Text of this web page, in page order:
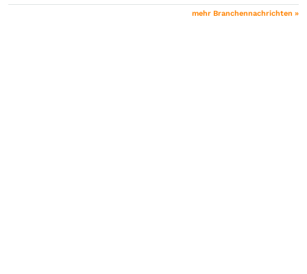
mehr Branchennachrichten »